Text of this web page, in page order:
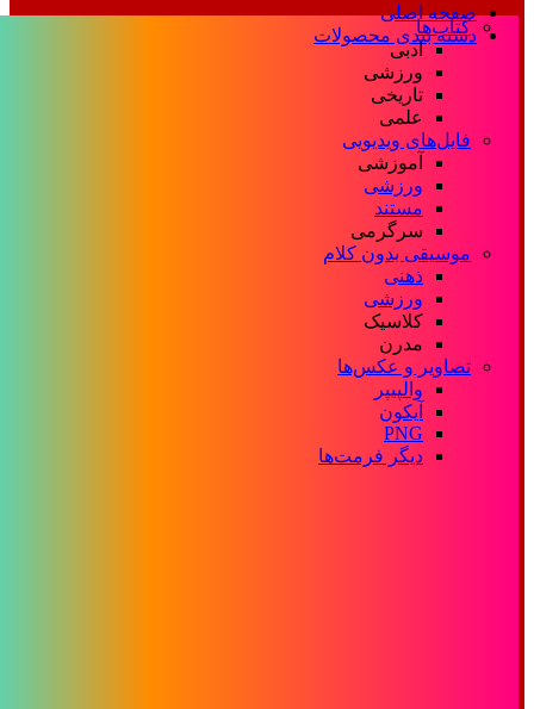
صفحه اصلی
دسته بندی محصولات
کتاب‌ها
ادبی
ورزشی
تاریخی
علمی
فایل‌های ویدیویی
آموزشی
ورزشی
مستند
سرگرمی
موسیقی بدون کلام
ذهنی
ورزشی
کلاسیک
مدرن
تصاویر و عکس‌ها
والپیپر
آیکون
PNG
دیگر فرمت‌ها